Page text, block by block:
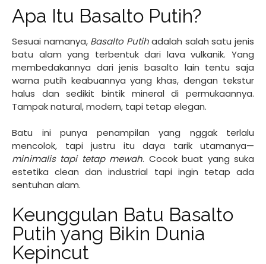
Apa Itu Basalto Putih?
Sesuai namanya, Basalto Putihadalah salah satu jenis
batu alam yang terbentuk dari lava vulkanik. Yang
membedakannya dari jenis basalto lain tentu saja
warna putih keabuannya yang khas, dengan tekstur
halus dan sedikit bintik mineral di permukaannya.
Tampak natural, modern, tapi tetap elegan.
Batu ini punya penampilan yang nggak terlalu
mencolok, tapi justru itu daya tarik utamanya—
minimalis tapi tetap mewah. Cocok buat yang suka
estetika clean dan industrial tapi ingin tetap ada
sentuhan alam.
Keunggulan Batu Basalto
Putih yang Bikin Dunia
Kepincut